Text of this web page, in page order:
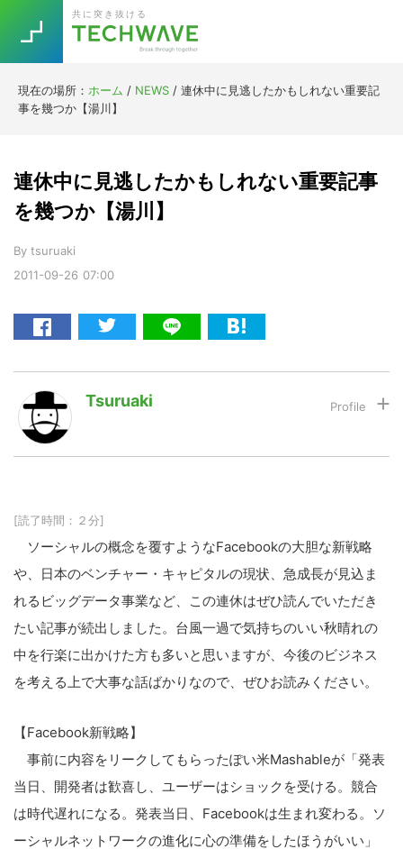
primary
navigation
main
content
primary
sidebar
footer
共に突き抜ける
現在の場所： ホーム / NEWS / 連休中に見逃したかもしれない重要記
事を幾つか【湯川】
2011-09-26 07:00
連休中に見逃したかもしれない重要記事
を幾つか【湯川】
By tsuruaki
Tsuruaki
[読了時間：２分]
ソーシャルの概念を覆すようなFacebookの大胆な新戦略
や、日本のベンチャー・キャピタルの現状、急成長が見込ま
れるビッグデータ事業など、この連休はぜひ読んでいただき
たい記事が続出しました。台風一過で気持ちのいい秋晴れの
中を行楽に出かけた方も多いと思いますが、今後のビジネス
を考える上で大事な話ばかりなので、ぜひお読みください。
【Facebook新戦略】
事前に内容をリークしてもらったぽい米Mashableが「発表
当日、開発者は歓喜し、ユーザーはショックを受ける。競合
は時代遅れになる。発表当日、Facebookは生まれ変わる。ソ
ーシャルネットワークの進化に心の準備をしたほうがいい」
TOPICS
RE:LIFE
Re:Work
AI
Drone
[Startup]
[Voice Edition]
[YouTube]
投資家登録
Block Data Bank
Trend 今話題の注目キーワード
5G Asana